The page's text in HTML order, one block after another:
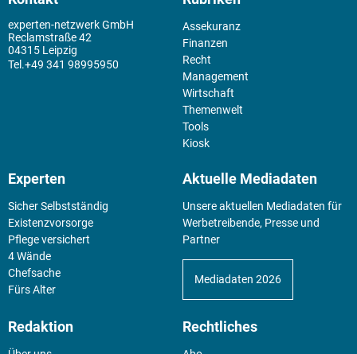
experten-netzwerk GmbH
Reclamstraße 42
04315 Leipzig
+49 341 98995950
Assekuranz
Finanzen
Recht
Management
Wirtschaft
Themenwelt
Tools
Kiosk
Experten
Sicher Selbstständig
Existenz­vorsorge
Pflege versichert
4 Wände
Chefsache
Fürs Alter
Aktuelle Mediadaten
Unsere aktuellen Mediadaten für
Werbetreibende, Presse und
Partner
Mediadaten 2026
Redaktion Rechtliches